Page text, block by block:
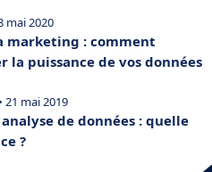
mai 2020
marketing : comment
la puissance de vos données
• 21 mai 2019
analyse de données : quelle
?